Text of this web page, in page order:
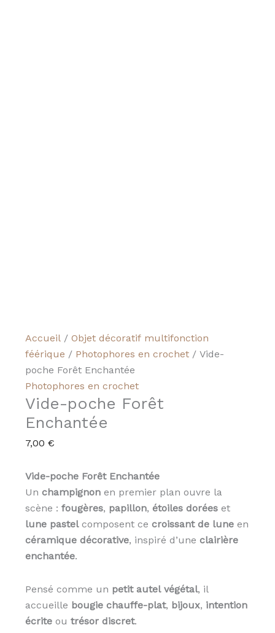
Accueil/ Objet décoratif multifonction
féérique / Photophores en crochet/ Vide-
poche Forêt Enchantée
Photophores en crochet
Vide-poche Forêt
Enchantée
7,00 €
Vide-poche Forêt Enchantée
Un champignonen premier plan ouvre la
scène : fougères, papillon, étoiles doréeset
lune pastelcomposent ce croissant de luneen
céramique décorative, inspiré d’une clairière
enchantée.
Pensé comme un petit autel végétal, il
accueille bougie chauffe-plat, bijoux, intention
écriteou trésor discret.